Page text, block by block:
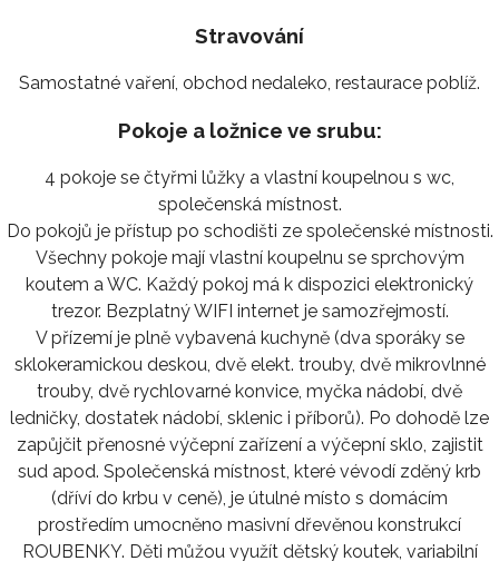
Stravování
Samostatné vaření, obchod nedaleko, restaurace poblíž.
Pokoje a ložnice ve srubu:
4 pokoje se čtyřmi lůžky a vlastní koupelnou s wc,
společenská místnost.
Do pokojů je přístup po schodišti ze společenské místnosti.
Všechny pokoje mají vlastní koupelnu se sprchovým
koutem a WC. Každý pokoj má k dispozici elektronický
trezor. Bezplatný WIFI internet je samozřejmostí.
V přízemí je plně vybavená kuchyně (dva sporáky se
sklokeramickou deskou, dvě elekt. trouby, dvě mikrovlnné
trouby, dvě rychlovarné konvice, myčka nádobí, dvě
ledničky, dostatek nádobí, sklenic i příborů). Po dohodě lze
zapůjčit přenosné výčepní zařízení a výčepní sklo, zajistit
sud apod. Společenská místnost, které vévodí zděný krb
(dříví do krbu v ceně), je útulné místo s domácím
prostředím umocněno masivní dřevěnou konstrukcí
ROUBENKY. Děti můžou využít dětský koutek, variabilní